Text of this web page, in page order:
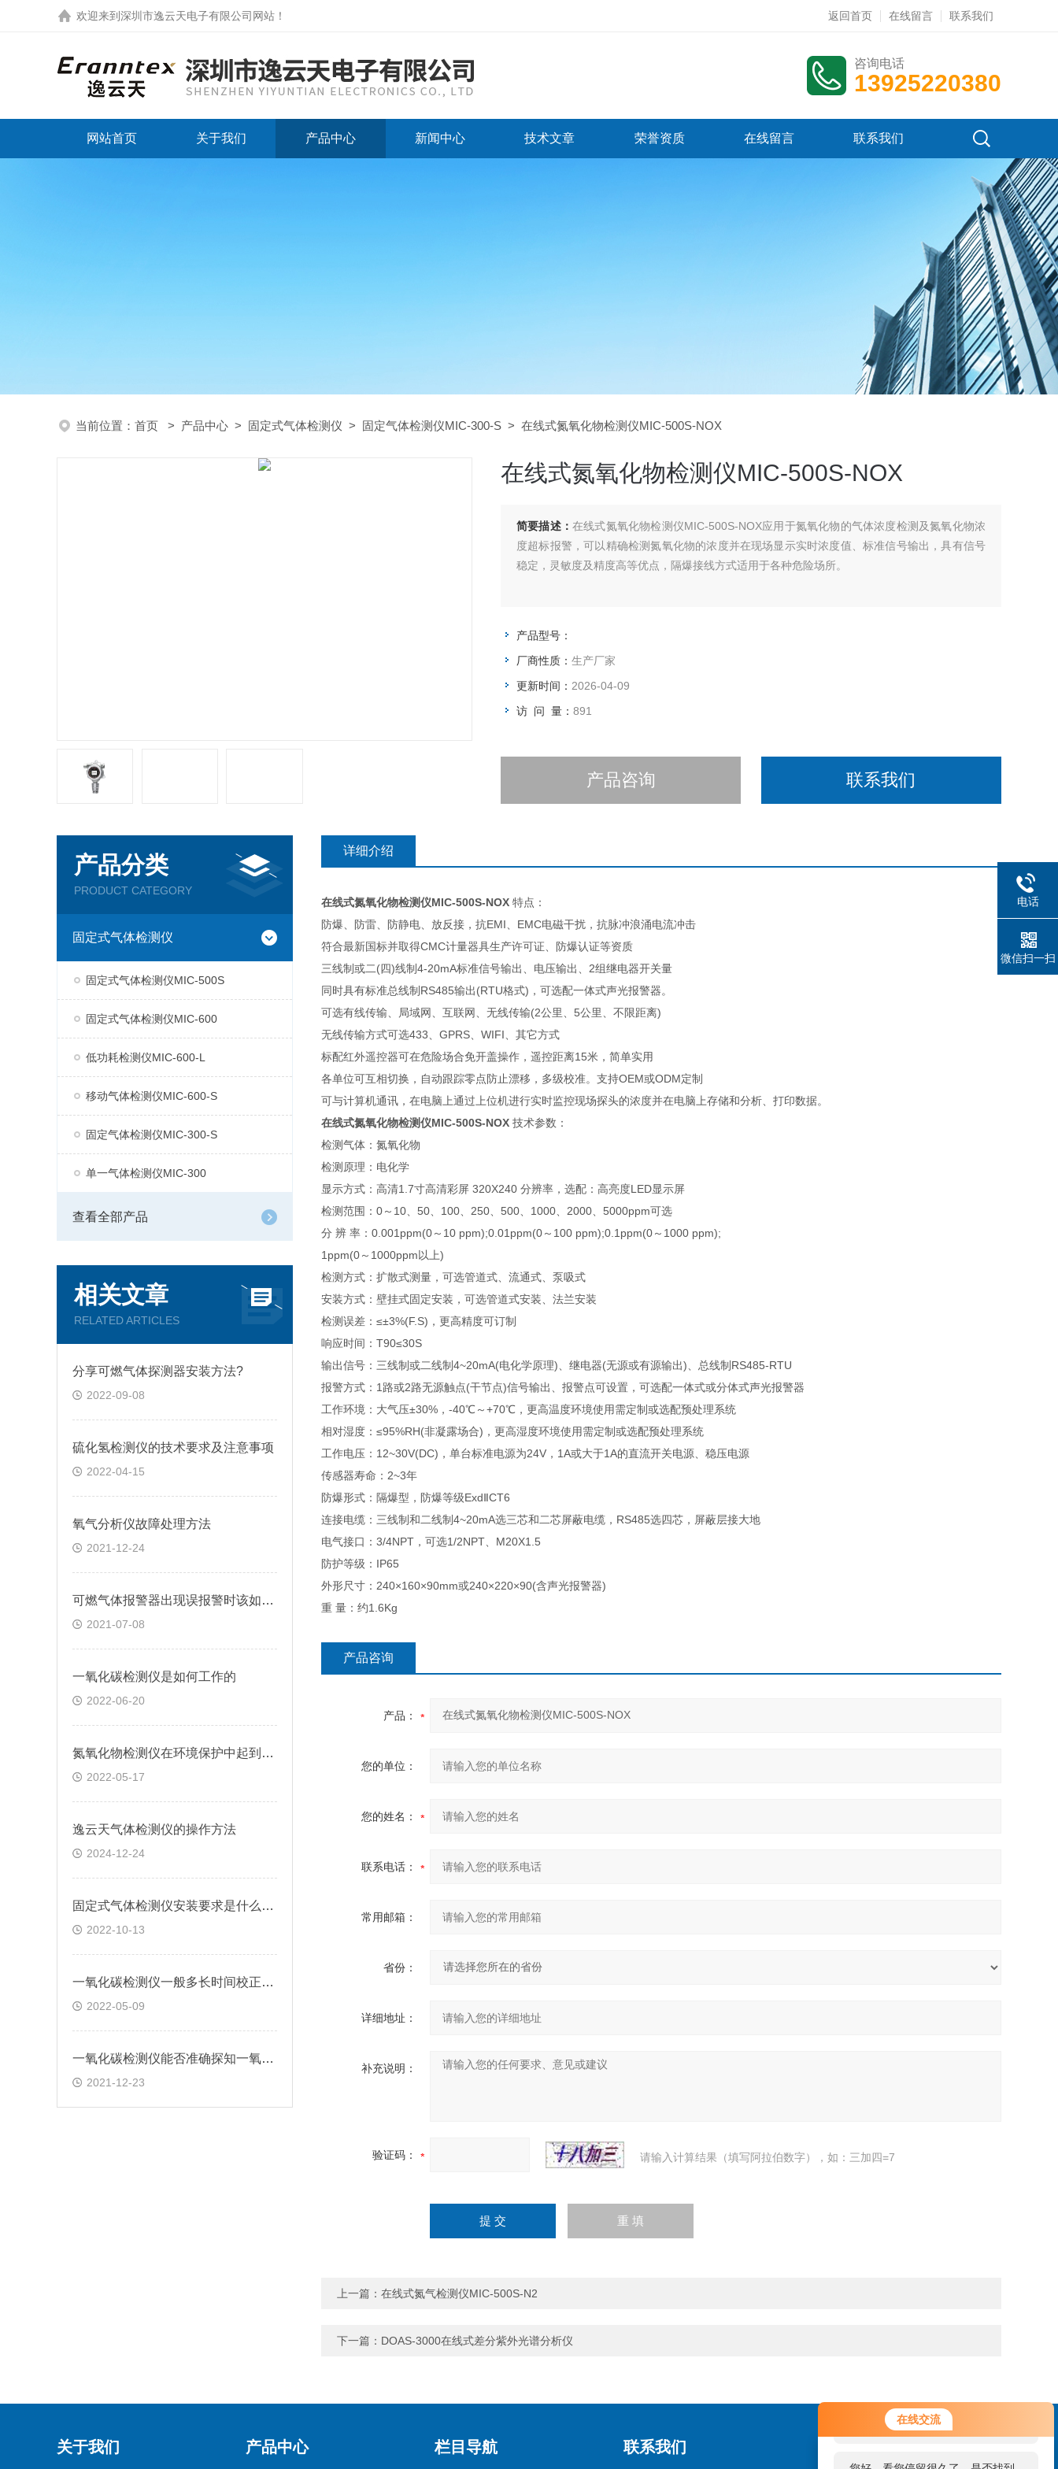
在线交流
您好！欢迎前来咨询，很高兴为您
服务，请问您要咨询什么问题呢？
欢迎来到 深圳市逸云天电子有限公司网站 ！ 返回首页 在线留言 联系我们
咨询电话
13925220380
网站首页 关于我们 产品中心 新闻中心 技术文章 荣誉资质 在线留言 联系我们
当前位置： 首页 > 产品中心 > 固定式气体检测仪 > 固定气体检测仪MIC-300-S > 在线式氮氧化物检测仪MIC-500S-NOX
在线式氮氧化物检测仪MIC-500S-NOX
简要描述： 在线式氮氧化物检测仪MIC-500S-NOX应用于氮氧化物的气体浓度检测及氮氧化物浓
度超标报警，可以精确检测氮氧化物的浓度并在现场显示实时浓度值、标准信号输出，具有信号
稳定，灵敏度及精度高等优点，隔爆接线方式适用于各种危险场所。
产品型号：
厂商性质： 生产厂家
更新时间： 2026-04-09
访 问 量： 891
产品咨询 联系我们
产品分类
PRODUCT CATEGORY
固定式气体检测仪
固定式气体检测仪MIC-500S
固定式气体检测仪MIC-600
低功耗检测仪MIC-600-L
移动气体检测仪MIC-600-S
固定气体检测仪MIC-300-S
单一气体检测仪MIC-300
查看全部产品
相关文章
RELATED ARTICLES
分享可燃气体探测器安装方法?
2022-09-08
硫化氢检测仪的技术要求及注意事项
2022-04-15
氧气分析仪故障处理方法
2021-12-24
可燃气体报警器出现误报警时该如何处理？
2021-07-08
一氧化碳检测仪是如何工作的
2022-06-20
氮氧化物检测仪在环境保护中起到了怎样的作用
2022-05-17
逸云天气体检测仪的操作方法
2024-12-24
固定式气体检测仪安装要求是什么，看完本文你就明白
2022-10-13
一氧化碳检测仪一般多长时间校正一次
2022-05-09
一氧化碳检测仪能否准确探知一氧化碳的浓度变化?
2021-12-23
详细介绍
在线式氮氧化物检测仪MIC-500S-NOX 特点：
防爆、防雷、防静电、放反接，抗EMI、EMC电磁干扰，抗脉冲浪涌电流冲击
符合最新国标并取得CMC计量器具生产许可证、防爆认证等资质
三线制或二(四)线制4-20mA标准信号输出、电压输出、2组继电器开关量
同时具有标准总线制RS485输出(RTU格式)，可选配一体式声光报警器。
可选有线传输、局域网、互联网、无线传输(2公里、5公里、不限距离)
无线传输方式可选433、GPRS、WIFI、其它方式
标配红外遥控器可在危险场合免开盖操作，遥控距离15米，简单实用
各单位可互相切换，自动跟踪零点防止漂移，多级校准。支持OEM或ODM定制
可与计算机通讯，在电脑上通过上位机进行实时监控现场探头的浓度并在电脑上存储和分析、打印数据。
在线式氮氧化物检测仪MIC-500S-NOX 技术参数：
检测气体：氮氧化物
检测原理：电化学
显示方式：高清1.7寸高清彩屏 320X240 分辨率，选配：高亮度LED显示屏
检测范围：0～10、50、100、250、500、1000、2000、5000ppm可选
分 辨 率：0.001ppm(0～10 ppm);0.01ppm(0～100 ppm);0.1ppm(0～1000 ppm);
1ppm(0～1000ppm以上)
检测方式：扩散式测量，可选管道式、流通式、泵吸式
安装方式：壁挂式固定安装，可选管道式安装、法兰安装
检测误差：≤±3%(F.S)，更高精度可订制
响应时间：T90≤30S
输出信号：三线制或二线制4~20mA(电化学原理)、继电器(无源或有源输出)、总线制RS485-RTU
报警方式：1路或2路无源触点(干节点)信号输出、报警点可设置，可选配一体式或分体式声光报警器
工作环境：大气压±30%，-40℃～+70℃，更高温度环境使用需定制或选配预处理系统
相对湿度：≤95%RH(非凝露场合)，更高湿度环境使用需定制或选配预处理系统
工作电压：12~30V(DC)，单台标准电源为24V，1A或大于1A的直流开关电源、稳压电源
传感器寿命：2~3年
防爆形式：隔爆型，防爆等级ExdⅡCT6
连接电缆：三线制和二线制4~20mA选三芯和二芯屏蔽电缆，RS485选四芯，屏蔽层接大地
电气接口：3/4NPT，可选1/2NPT、M20X1.5
防护等级：IP65
外形尺寸：240×160×90mm或240×220×90(含声光报警器)
重 量：约1.6Kg
产品咨询
产品：
您的单位：
您的姓名：
联系电话：
常用邮箱：
省份：
详细地址：
补充说明：
验证码： 请输入计算结果（填写阿拉伯数字），如：三加四=7
上一篇： 在线式氮气检测仪MIC-500S-N2
下一篇： DOAS-3000在线式差分紫外光谱分析仪
关于我们 产品中心 栏目导航 联系我们
电话
微信扫一扫